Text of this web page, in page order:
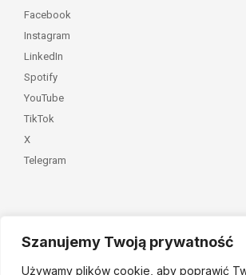
Szanujemy Twoją prywatność
Używamy plików cookie, aby poprawić
Facebook
Instagram
LinkedIn
Spotify
YouTube
TikTok
X
Telegram
Należymy do